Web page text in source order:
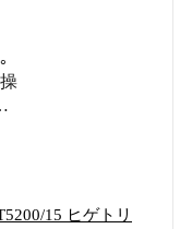
15 ヒゲトリ